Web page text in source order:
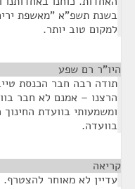
בשנת תשפ"א "מאשפת ירים
למקום טוב יותר.
היו"ר רם שפע
תודה רבה חבר הכנסת
הרצנו – אמנם לא חבר
ומשמעותי בוועדת
בוועדה.
קריאה
עדיין לא מאוחר להצטרף.